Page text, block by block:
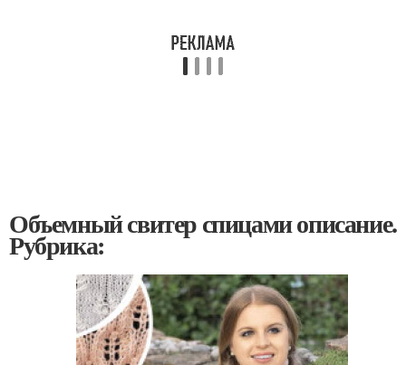
Объемный свитер спицами описание.
Рубрика: